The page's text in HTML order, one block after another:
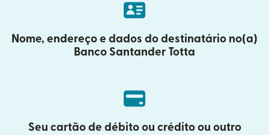
Nome, endereço e dados do destinatário no(a)
Banco Santander Totta
Seu cartão de débito ou crédito ou outro